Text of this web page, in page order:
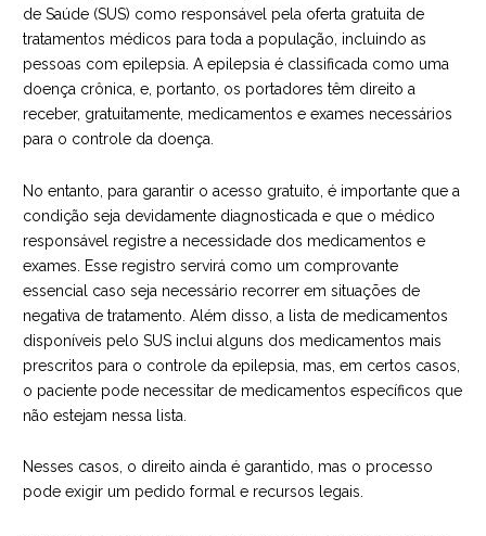
de Saúde (SUS) como responsável pela oferta gratuita de
tratamentos médicos para toda a população, incluindo as
pessoas com epilepsia. A epilepsia é classificada como uma
doença crônica, e, portanto, os portadores têm direito a
receber, gratuitamente, medicamentos e exames necessários
para o controle da doença.
No entanto, para garantir o acesso gratuito, é importante que a
condição seja devidamente diagnosticada e que o médico
responsável registre a necessidade dos medicamentos e
exames. Esse registro servirá como um comprovante
essencial caso seja necessário recorrer em situações de
negativa de tratamento. Além disso, a lista de medicamentos
disponíveis pelo SUS inclui alguns dos medicamentos mais
prescritos para o controle da epilepsia, mas, em certos casos,
o paciente pode necessitar de medicamentos específicos que
não estejam nessa lista.
Nesses casos, o direito ainda é garantido, mas o processo
pode exigir um pedido formal e recursos legais.